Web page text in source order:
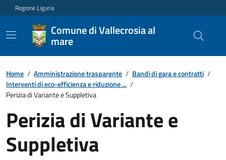
Regione Liguria
Comune di Vallecrosia al
mare
Home / Amministrazione trasparente / Bandi di gara e contratti /
Interventi di eco-efficienza e riduzione ... /
Perizia di Variante e Suppletiva
Perizia di Variante e
Suppletiva